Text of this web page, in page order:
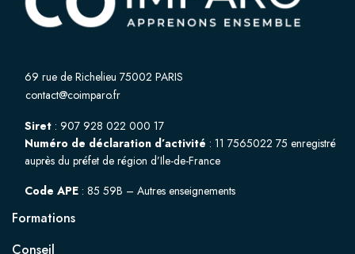
69 rue de Richelieu 75002 PARIS
contact@coimparo.fr
Siret : 907 928 022 000 17
Numéro de déclaration d’activité : 11 7565022 75 enregistré
auprès du préfet de région d’Ile-de-France
Code APE : 85 59B – Autres enseignements
Formations
Conseil